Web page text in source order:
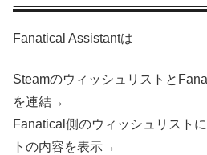
Fanatical Assistantは
Steamのウィッシュリストと
を連結→
Fanatical側のウィッシュリスト
トの内容を表示→